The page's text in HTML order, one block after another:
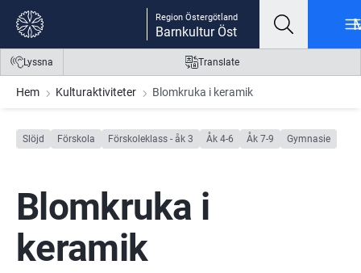
Gå till innehåll
Gå till meny
Gå till sidfot Region Östergötland
Barnkultur Öst
Lyssna Translate
Hem Kulturaktiviteter Blomkruka i keramik
Slöjd Förskola Förskoleklass - åk 3 Åk 4-6 Åk 7-9 Gymnasie
Blomkruka i
keramik